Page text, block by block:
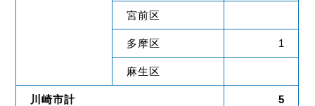
宮前区
多摩区 1
麻生区
川崎市計 5